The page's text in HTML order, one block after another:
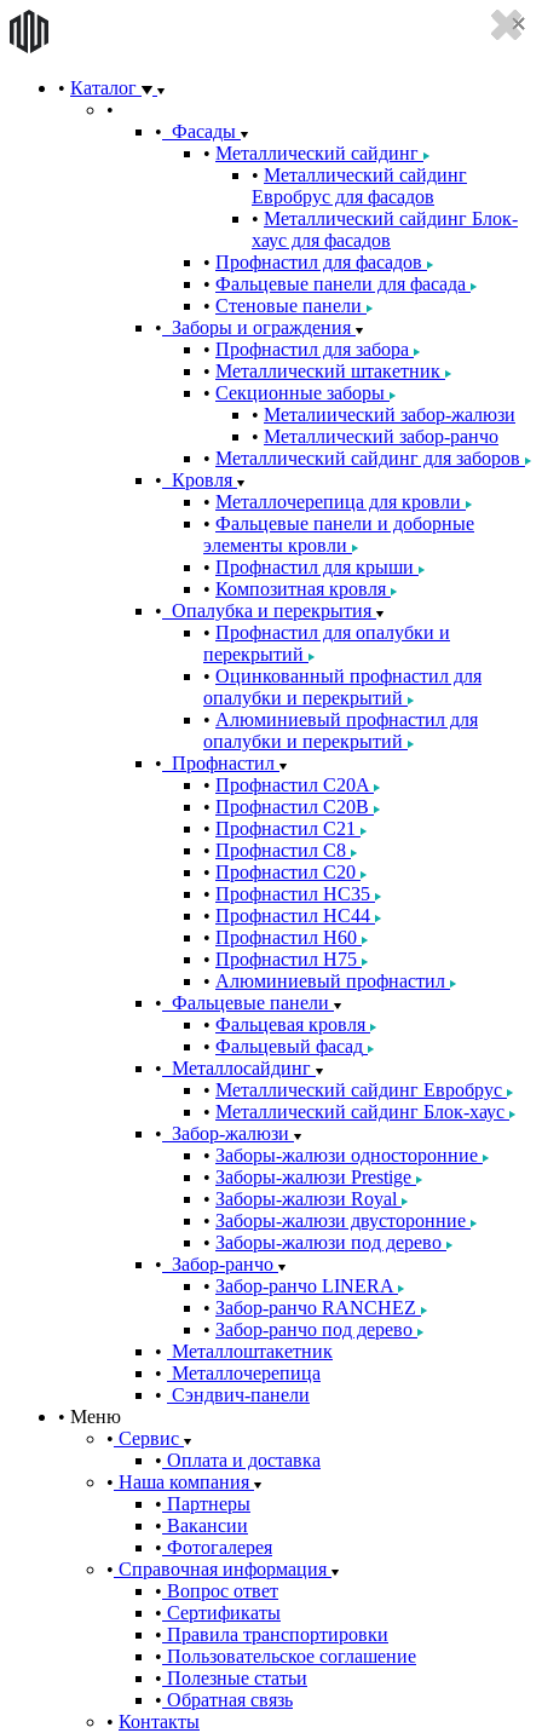
Каталог
Фасады
Металлический сайдинг
Металлический сайдинг
Евробрус для фасадов
Металлический сайдинг Блок-
хаус для фасадов
Профнастил для фасадов
Фальцевые панели для фасада
Стеновые панели
Заборы и ограждения
Профнастил для забора
Металлический штакетник
Секционные заборы
Металиический забор-жалюзи
Металлический забор-ранчо
Металлический сайдинг для заборов
Кровля
Металлочерепица для кровли
Фальцевые панели и доборные
элементы кровли
Профнастил для крыши
Композитная кровля
Опалубка и перекрытия
Профнастил для опалубки и
перекрытий
Оцинкованный профнастил для
опалубки и перекрытий
Алюминиевый профнастил для
опалубки и перекрытий
Профнастил
Профнастил С20A
Профнастил С20B
Профнастил С21
Профнастил С8
Профнастил С20
Профнастил НС35
Профнастил НС44
Профнастил Н60
Профнастил Н75
Алюминиевый профнастил
Фальцевые панели
Фальцевая кровля
Фальцевый фасад
Металлосайдинг
Металлический сайдинг Евробрус
Металлический сайдинг Блок-хаус
Забор-жалюзи
Заборы-жалюзи односторонние
Заборы-жалюзи Prestige
Заборы-жалюзи Royal
Заборы-жалюзи двусторонние
Заборы-жалюзи под дерево
Забор-ранчо
Забор-ранчо LINERA
Забор-ранчо RANCHEZ
Забор-ранчо под дерево
Металлоштакетник
Металлочерепица
Сэндвич-панели
Меню
Сервис
Оплата и доставка
Наша компания
Партнеры
Вакансии
Фотогалерея
Справочная информация
Вопрос ответ
Сертификаты
Правила транспортировки
Пользовательское соглашение
Полезные статьи
Обратная связь
Контакты